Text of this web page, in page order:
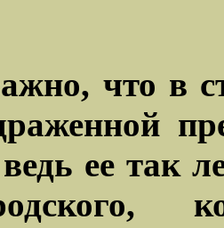
что в
ее так